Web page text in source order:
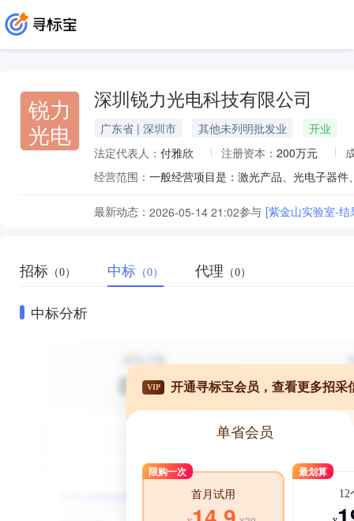
锐力
光电
深圳锐力光电科技有限公司
广东省 | 深圳市 其他未列明批发业
开业
法定代表人： 付雅欣 注册资本： 200万元
经营范围：
最新动态： 2026-05-14 21:02参与 [紫金山实验室-
招标 （0） 中标 （0） 代理 （0）
中标分析
VIP 开通寻标宝会员，查看更多招采
单省会员
限购一次
首月试用
最划算
12